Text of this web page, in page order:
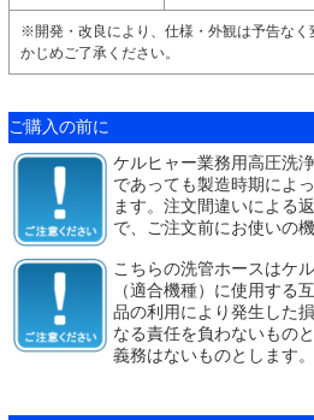
※開発・改良により、仕様・外観は予告なく
かじめご了承ください。
ご購入の前に
ケルヒャー業務用高圧洗
であっても製造時期によ
ます。注文間違いによる
で、ご注文前にお使いの
こちらの洗管ホースはケ
（適合機種）に使用する
品の利用により発生した
なる責任を負わないもの
義務はないものとします。